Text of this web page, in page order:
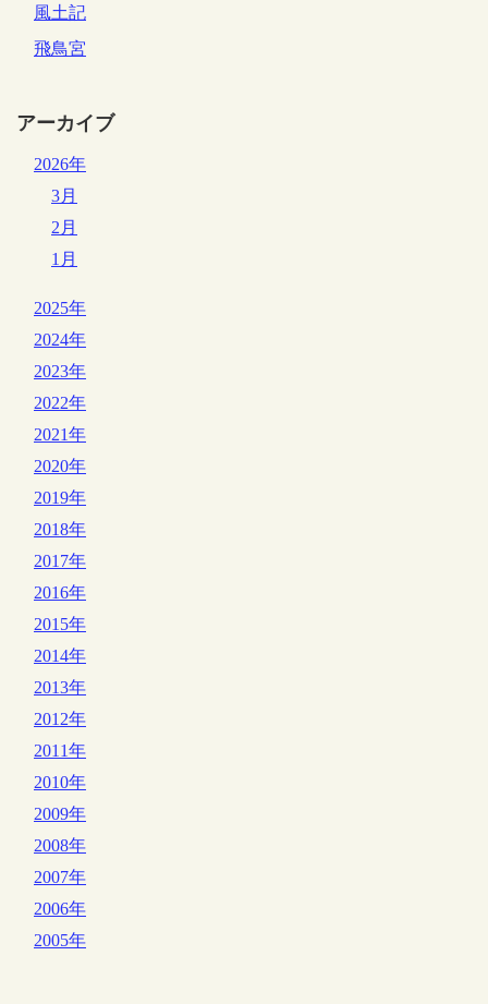
風土記
飛鳥宮
アーカイブ
2026年
3月
2月
1月
2025年
2024年
2023年
2022年
2021年
2020年
2019年
2018年
2017年
2016年
2015年
2014年
2013年
2012年
2011年
2010年
2009年
2008年
2007年
2006年
2005年